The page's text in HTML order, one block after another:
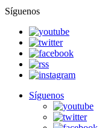
Síguenos
Síguenos